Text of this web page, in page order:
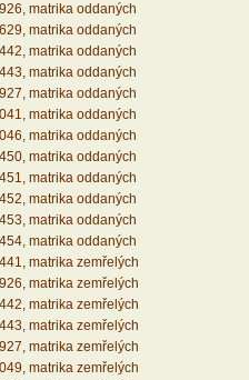
matrika oddaných
matrika oddaných
matrika oddaných
matrika oddaných
matrika oddaných
matrika oddaných
matrika oddaných
matrika oddaných
matrika oddaných
matrika oddaných
matrika oddaných
matrika oddaných
matrika zemřelých
matrika zemřelých
matrika zemřelých
matrika zemřelých
matrika zemřelých
matrika zemřelých